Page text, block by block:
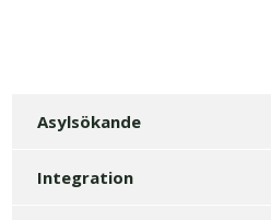
Asylsökande
Integration